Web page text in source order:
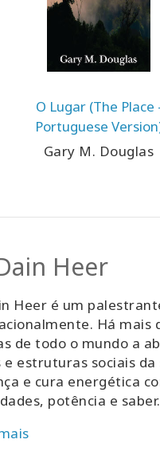
O Lugar (The Place -
Portuguese
Gary M. Douglas
Heer
Heer é um
Há mais
de todo o mundo a
e estruturas sociais
e cura energética
potência e saber.